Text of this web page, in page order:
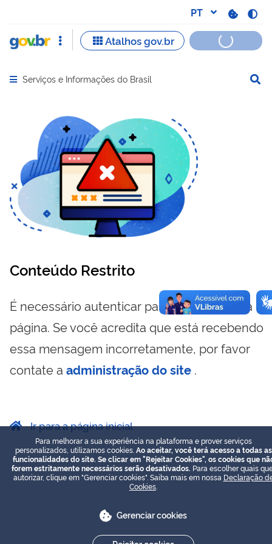
Abrir menu principal de navegação
Serviços e Informações do Brasil
Conteúdo Restrito
É necessário autenticar para visualizar essa
página. Se você acredita que está recebendo
essa mensagem incorretamente, por favor
contate a administração do site .
Ir para a página inicial
Para melhorar a sua experiência na plataforma e prover serviços
personalizados, utilizamos cookies. Ao aceitar, você terá acesso a todas as
funcionalidades do site. Se clicar em "Rejeitar Cookies", os cookies que
forem estritamente necessários serão desativados. Para escolher quais
autorizar, clique em "Gerenciar cookies". Saiba mais em nossa Declaração
Cookies
Gerenciar cookies